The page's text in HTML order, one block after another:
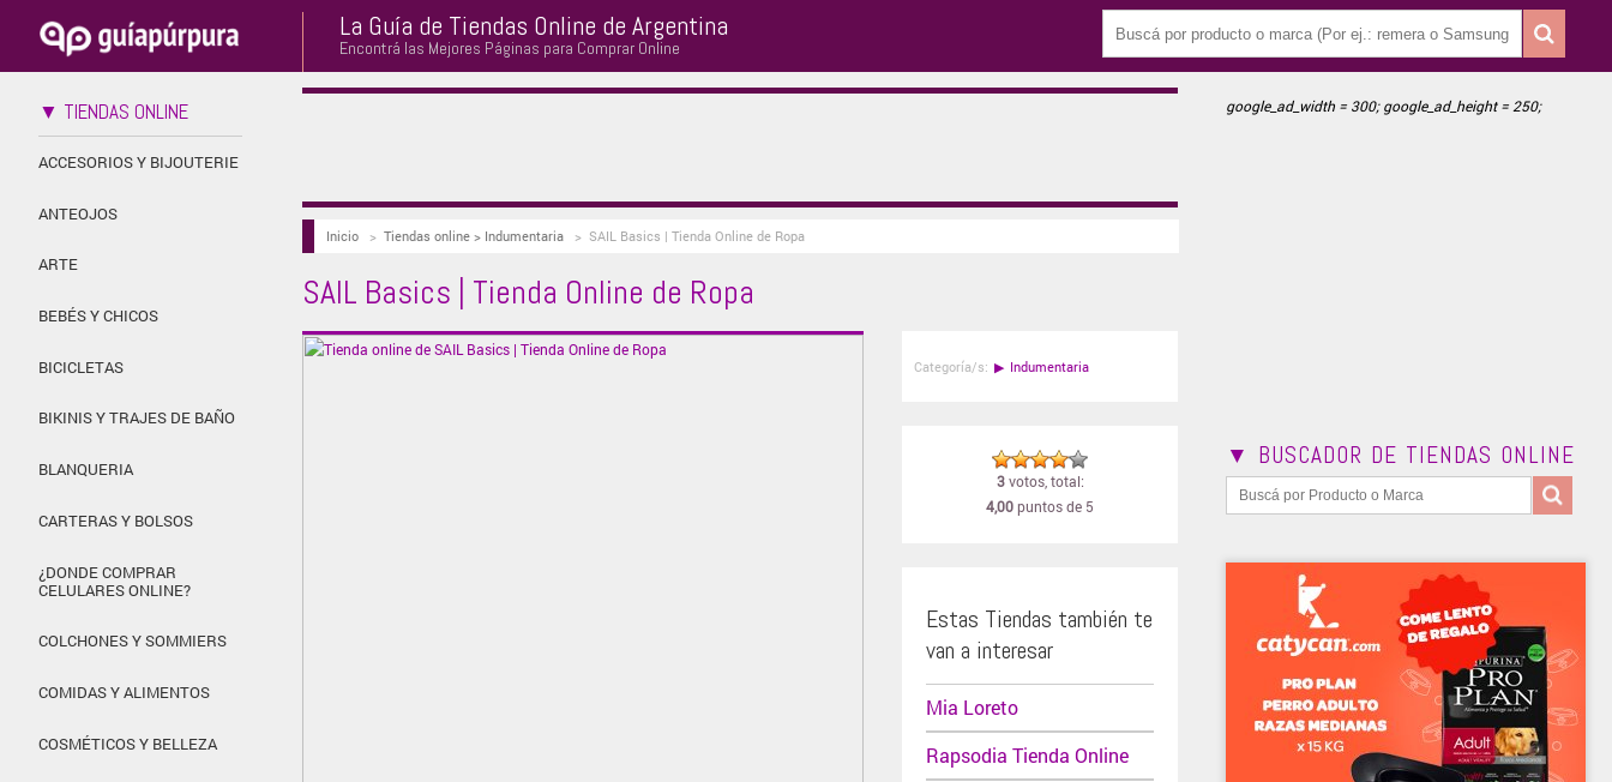
La Guía de Tiendas Online de Argentina
Encontrá las Mejores Páginas para Comprar Online
▼ TIENDAS ONLINE
ACCESORIOS Y BIJOUTERIE
ANTEOJOS
ARTE
BEBÉS Y CHICOS
BICICLETAS
BIKINIS Y TRAJES DE BAÑO
BLANQUERIA
CARTERAS Y BOLSOS
¿DONDE COMPRAR
CELULARES ONLINE?
COLCHONES Y SOMMIERS
COMIDAS Y ALIMENTOS
COSMÉTICOS Y BELLEZA
Inicio> Tiendas online > Indumentaria> SAIL Basics | Tienda Online de Ropa
SAIL Basics | Tienda Online de Ropa
Categoría/s: ▶ Indumentaria
3votos, total:
4,00puntos de 5
Estas Tiendas también te
van a interesar
Mia Loreto
Rapsodia Tienda Online
google_ad_width = 300; google_ad_height = 250;
▼ BUSCADOR DE TIENDAS ONLINE